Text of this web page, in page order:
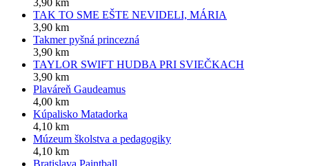
3,90 km
TAK TO SME EŠTE NEVIDELI, MÁRIA
3,90 km
Takmer pyšná princezná
3,90 km
TAYLOR SWIFT HUDBA PRI SVIEČKACH
3,90 km
Plaváreň Gaudeamus
4,00 km
Kúpalisko Matadorka
4,10 km
Múzeum školstva a pedagogiky
4,10 km